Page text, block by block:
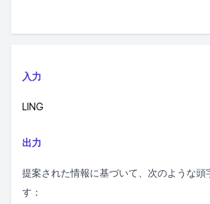
入力
LING
出力
提案された情報に基づいて、次のような頭
す：